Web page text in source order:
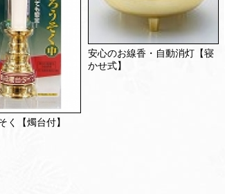
く【燭台付】
安心のお線香・自動消灯【寝
かせ式】